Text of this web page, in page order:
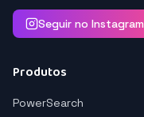
Seguir no Instagram
Produtos
PowerSearch